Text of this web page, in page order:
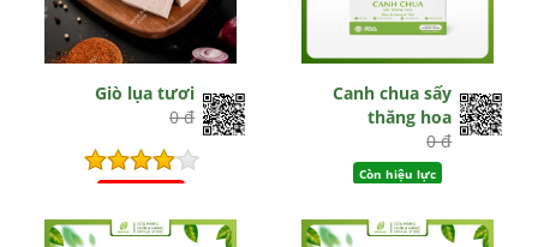
Giò lụa tươi
0 đ
Canh chua sấy
thăng hoa
0 đ
Còn hiệu lực